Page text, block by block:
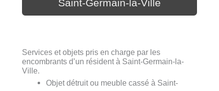
Saint-Germain-la-Ville
Services et objets pris en charge par les
encombrants d’un résident à Saint-Germain-la-
Ville.
Objet détruit ou meuble cassé à Saint-